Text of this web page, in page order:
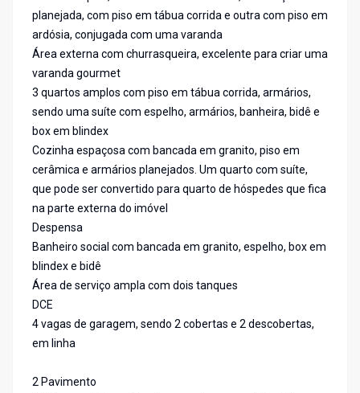
planejada, com piso em tábua corrida e outra com piso em
ardósia, conjugada com uma varanda
Área externa com churrasqueira, excelente para criar uma
varanda gourmet
3 quartos amplos com piso em tábua corrida, armários,
sendo uma suíte com espelho, armários, banheira, bidê e
box em blindex
Cozinha espaçosa com bancada em granito, piso em
cerâmica e armários planejados. Um quarto com suíte,
que pode ser convertido para quarto de hóspedes que fica
na parte externa do imóvel
Despensa
Banheiro social com bancada em granito, espelho, box em
blindex e bidê
Área de serviço ampla com dois tanques
DCE
4 vagas de garagem, sendo 2 cobertas e 2 descobertas,
em linha
2 Pavimento